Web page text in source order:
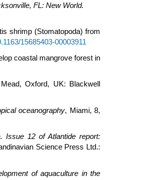
FL: New World.
shrimp (Stomatopoda) from
15685403-00003911
coastal mangrove forest in
Oxford, UK: Blackwell
oceanography, Miami, 8,
Issue 12 of Atlantide report:
Science Press Ltd.:
of aquaculture in the